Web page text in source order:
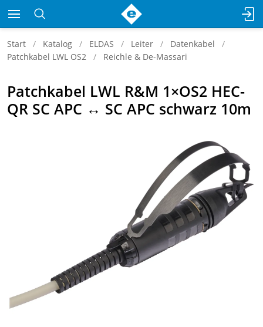
Start Katalog ELDAS Leiter
Datenkabel
Patchkabel LWL OS2
Reichle & De-Massari
Patchkabel LWL R&M 1×OS2 HEC-
QR SC APC ↔ SC APC schwarz 10m